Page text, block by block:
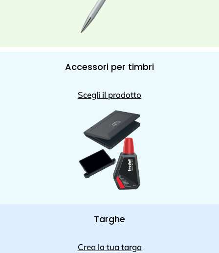
Accessori per timbri
Scegli il prodotto
Targhe
Crea la tua targa